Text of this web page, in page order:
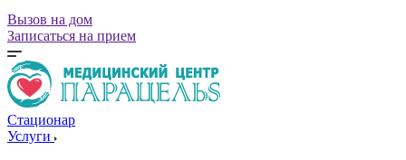
Вызов на дом
Записаться на прием
Стационар
Услуги